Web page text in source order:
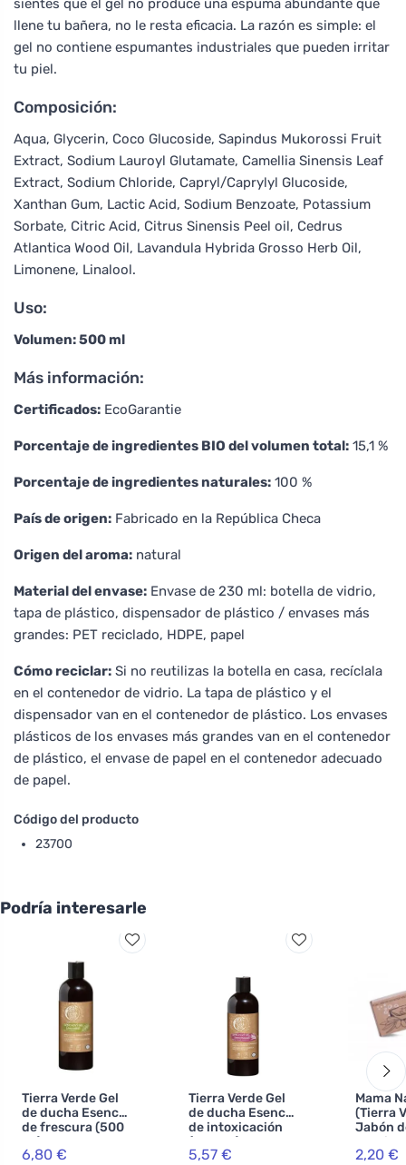
llene tu bañera, no le resta eficacia. La razón es simple: el
gel no contiene espumantes industriales que pueden irritar
tu piel.
Composición:
Aqua, Glycerin, Coco Glucoside, Sapindus Mukorossi Fruit
Extract, Sodium Lauroyl Glutamate, Camellia Sinensis Leaf
Extract, Sodium Chloride, Capryl/Caprylyl Glucoside,
Xanthan Gum, Lactic Acid, Sodium Benzoate, Potassium
Sorbate, Citric Acid, Citrus Sinensis Peel oil, Cedrus
Atlantica Wood Oil, Lavandula Hybrida Grosso Herb Oil,
Limonene, Linalool.
Uso:
Volumen: 500 ml
Más información:
Certificados: EcoGarantie
Porcentaje de ingredientes BIO del volumen total: 15,1 %
Porcentaje de ingredientes naturales: 100 %
País de origen: Fabricado en la República Checa
Origen del aroma: natural
Material del envase: Envase de 230 ml: botella de vidrio,
tapa de plástico, dispensador de plástico / envases más
grandes: PET reciclado, HDPE, papel
Cómo reciclar: Si no reutilizas la botella en casa, recíclala
en el contenedor de vidrio. La tapa de plástico y el
dispensador van en el contenedor de plástico. Los envases
plásticos de los envases más grandes van en el contenedor
de plástico, el envase de papel en el contenedor adecuado
de papel.
Código del producto
23700
Podría interesarle
Tierra Verde Gel
de ducha Esencia
de frescura (500
ml)
6,80 €
Tierra Verde Gel
de ducha Esencia
de intoxicación
(500 ml)
5,57 €
Mama
(Tierra
Jabón
de
sin
2,20 €